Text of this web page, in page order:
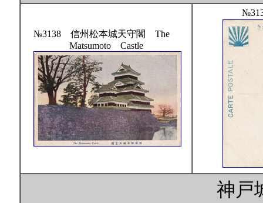
№3138 信州松本城天守閣 The
Matsumoto Castle
神戸